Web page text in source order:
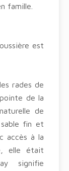
famille.
est
rades de
de la
de
fin et
accès à la
elle était
signifie